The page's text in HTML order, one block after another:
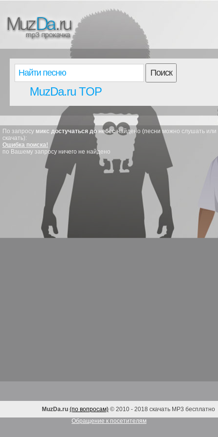
Поиск
MuzDa.ru TOP
По запросу микс достучаться до небеснайдено (песни можно слушать или
скачать):
Ошибка поиска!
по Вашему запросу ничего не найдено
MuzDa.ru (по вопросам) © 2010 - 2018 скачать MP3 бесплатно
Обращение к посетителям